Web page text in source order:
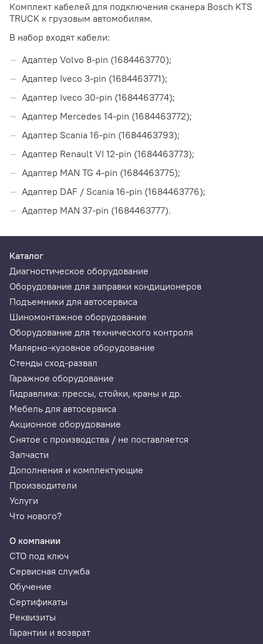
Комплект кабелей для подключения сканера Bosch KTS
TRUCK к грузовым автомобилям.
В набор входят кабели:
Адаптер Volvo 8-pin (1684463770);
Адаптер Iveco 3-pin (1684463771);
Адаптер Iveco 30-pin (1684463774);
Адаптер Mercedes 14-pin (1684463772);
Адаптер Scania 16-pin (1684463793);
Адаптер Renault VI 12-pin (1684463773);
Адаптер MAN TG 4-pin (1684463775);
Адаптер DAF / Scania 16-pin (1684463776);
Адаптер MAN 37-pin (1684463777).
Каталог
Диагностическое оборудование
Оборудование для заправки кондиционеров
Подъемники для автосервиса
Шиномонтажное оборудование
Оборудование для технического контроля
Малярно-кузовное оборудование
Стенды сход-развал
Гаражное оборудование
Гидравлика: прессы, стойки, краны и др.
Мебель для автосервиса
Акционное оборудование
Снятое с производства / не поставляется
Запчасти
Дополнения и комплектующие
Производители
Услуги
Что нового?
О компании
СТО под ключ
Сервисная служба
Обучение
Сертификаты
Реквизиты
Гарантии и возврат